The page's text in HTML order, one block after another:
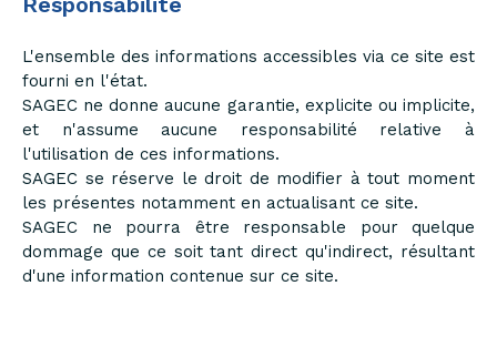
L'ensemble des informations accessibles via ce site est
fourni en l'état.
SAGEC ne donne aucune garantie, explicite ou implicite,
et n'assume aucune responsabilité relative à
l'utilisation de ces informations.
SAGEC se réserve le droit de modifier à tout moment
les présentes notamment en actualisant ce site.
SAGEC ne pourra être responsable pour quelque
dommage que ce soit tant direct qu'indirect, résultant
d'une information contenue sur ce site.